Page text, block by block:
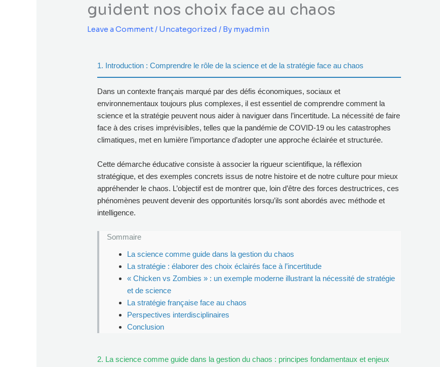
guident nos choix face au chaos
Leave a Comment/ Uncategorized / By myadmin
1. Introduction : Comprendre le rôle de la science et de la stratégie face au chaos
Dans un contexte français marqué par des défis économiques, sociaux et
environnementaux toujours plus complexes, il est essentiel de comprendre comment la
science et la stratégie peuvent nous aider à naviguer dans l’incertitude. La nécessité de faire
face à des crises imprévisibles, telles que la pandémie de COVID-19 ou les catastrophes
climatiques, met en lumière l’importance d’adopter une approche éclairée et structurée.
Cette démarche éducative consiste à associer la rigueur scientifique, la réflexion
stratégique, et des exemples concrets issus de notre histoire et de notre culture pour mieux
appréhender le chaos. L’objectif est de montrer que, loin d’être des forces destructrices, ces
phénomènes peuvent devenir des opportunités lorsqu’ils sont abordés avec méthode et
intelligence.
Sommaire
La science comme guide dans la gestion du chaos
La stratégie : élaborer des choix éclairés face à l’incertitude
« Chicken vs Zombies » : un exemple moderne illustrant la nécessité de stratégie
et de science
La stratégie française face au chaos
Perspectives interdisciplinaires
Conclusion
2. La science comme guide dans la gestion du chaos : principes fondamentaux et enjeux